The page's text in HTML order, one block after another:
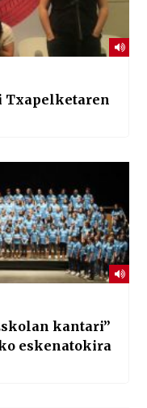
Txapelketaren
kantari”
eskenatokira